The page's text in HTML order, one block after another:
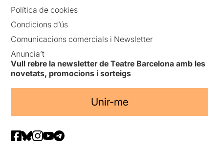
Política de cookies
Condicions d’ús
Comunicacions comercials i Newsletter
Anuncia’t
Vull rebre la newsletter de Teatre Barcelona amb les
novetats, promocions i sorteigs
Unir-me